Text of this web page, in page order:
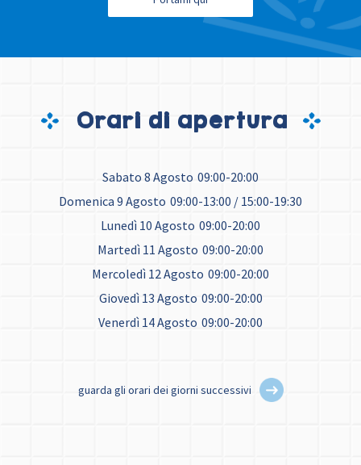
Orari di apertura
Sabato 8 Agosto 09:00-20:00
Domenica 9 Agosto 09:00-13:00 / 15:00-19:30
Lunedì 10 Agosto 09:00-20:00
Martedì 11 Agosto 09:00-20:00
Mercoledì 12 Agosto 09:00-20:00
Giovedì 13 Agosto 09:00-20:00
Venerdì 14 Agosto 09:00-20:00
guarda gli orari dei giorni successivi